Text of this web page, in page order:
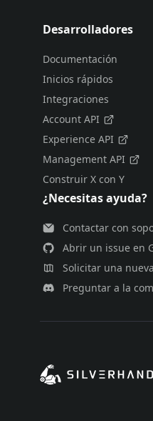
Desarrolladores
Documentación
Inicios rápidos
Integraciones
Account API
Experience API
Management API
Construir X con Y
¿Necesitas ayuda?
Contactar con
Abrir un issue en
Solicitar una
Preguntar a la